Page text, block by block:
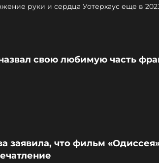
Паттинсон сделал предложение руки и сердца
свою любимую часть
заявила, что фильм